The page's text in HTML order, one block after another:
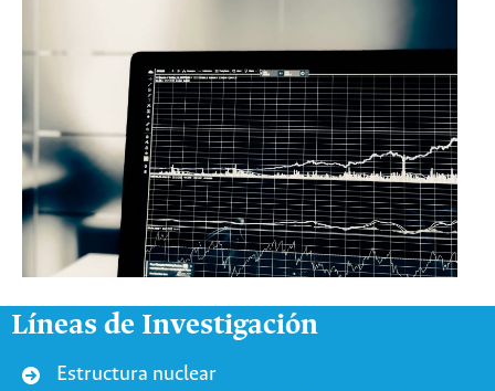
Líneas de Investigación
Estructura nuclear